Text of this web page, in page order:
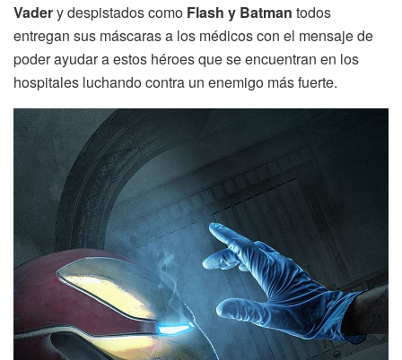
Vadery despistados como Flash y Batman todos
entregan sus máscaras a los médicos con el mensaje de
poder ayudar a estos héroes que se encuentran en los
hospitales luchando contra un enemigo más fuerte.